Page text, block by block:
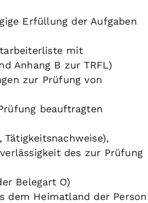
Erfüllung der Aufgaben
mit
Anhang B zur TRFL)
zur Prüfung von
beauftragten
des zur Prüfung
Belegart O)
dem Heimatland der Person